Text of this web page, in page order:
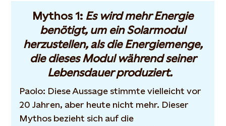
Mythos 1: Es wird mehr Energie
benötigt, um ein Solarmodul
herzustellen, als die Energiemenge,
die dieses Modul während seiner
Lebensdauer produziert.
Paolo: Diese Aussage stimmte vielleicht vor
20 Jahren, aber heute nicht mehr. Dieser
Mythos bezieht sich auf die